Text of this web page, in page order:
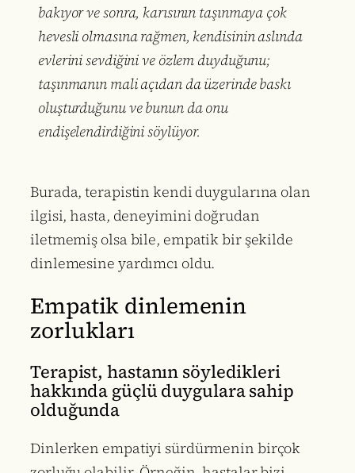
bakıyor ve sonra, karısının taşınmaya çok
hevesli olmasına rağmen, kendisinin aslında
evlerini sevdiğini ve özlem duyduğunu;
taşınmanın mali açıdan da üzerinde baskı
oluşturduğunu ve bunun da onu
endişelendirdiğini söylüyor.
Burada, terapistin kendi duygularına olan
ilgisi, hasta, deneyimini doğrudan
iletmemiş olsa bile, empatik bir şekilde
dinlemesine yardımcı oldu.
Empatik dinlemenin
zorlukları
Terapist, hastanın söyledikleri
hakkında güçlü duygulara sahip
olduğunda
Dinlerken empatiyi sürdürmenin birçok